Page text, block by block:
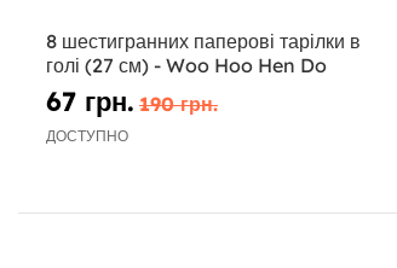
8 шестигранних паперові тарілки в
голі (27 см) - Woo Hoo Hen Do
67 грн. 190 грн.
ДОСТУПНО